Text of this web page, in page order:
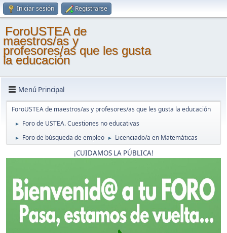
Iniciar sesión Registrarse
ForoUSTEA de
maestros/as y
profesores/as que les gusta
la educación
Menú Principal
ForoUSTEA de maestros/as y profesores/as que les gusta la educación
► Foro de USTEA. Cuestiones no educativas
► Foro de búsqueda de empleo ► Licenciado/a en Matemáticas
¡CUIDAMOS LA PÚBLICA!